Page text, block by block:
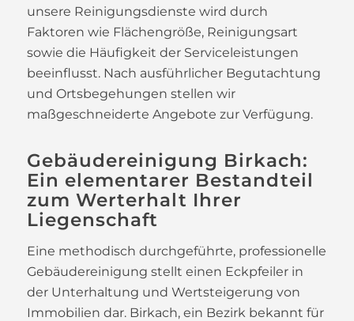
unsere Reinigungsdienste wird durch
Faktoren wie Flächengröße, Reinigungsart
sowie die Häufigkeit der Serviceleistungen
beeinflusst. Nach ausführlicher Begutachtung
und Ortsbegehungen stellen wir
maßgeschneiderte Angebote zur Verfügung.
Gebäudereinigung Birkach:
Ein elementarer Bestandteil
zum Werterhalt Ihrer
Liegenschaft
Eine methodisch durchgeführte, professionelle
Gebäudereinigung stellt einen Eckpfeiler in
der Unterhaltung und Wertsteigerung von
Immobilien dar. Birkach, ein Bezirk bekannt für